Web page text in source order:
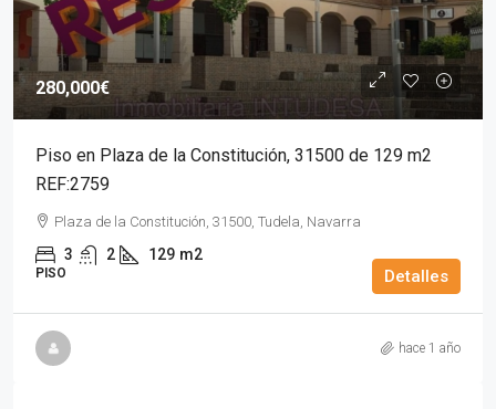
280,000€
Piso en Plaza de la Constitución, 31500 de 129 m2
REF:2759
Plaza de la Constitución, 31500, Tudela, Navarra
3 2 129 m2
PISO Detalles
hace 1 año